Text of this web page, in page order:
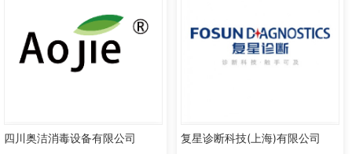
四川奥洁消毒设备有限公司 复星诊断科技(上海)有限公司